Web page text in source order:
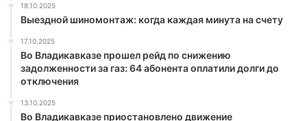
18.10.2025
Выездной шиномонтаж: когда каждая минута на счету
17.10.2025
Во Владикавказе прошел рейд по снижению
задолженности за газ: 64 абонента оплатили долги до
отключения
13.10.2025
Во Владикавказе приостановлено движение